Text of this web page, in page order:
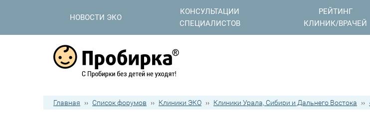
НОВОСТИ ЭКО
КОНСУЛЬТАЦИИ
СПЕЦИАЛИСТОВ
РЕЙТИНГ
КЛИНИК/ВРАЧЕЙ
Главная ›› Список форумов ›› Клиники ЭКО ›› Клиники Урала, Сибири и Дальнего Востока ››